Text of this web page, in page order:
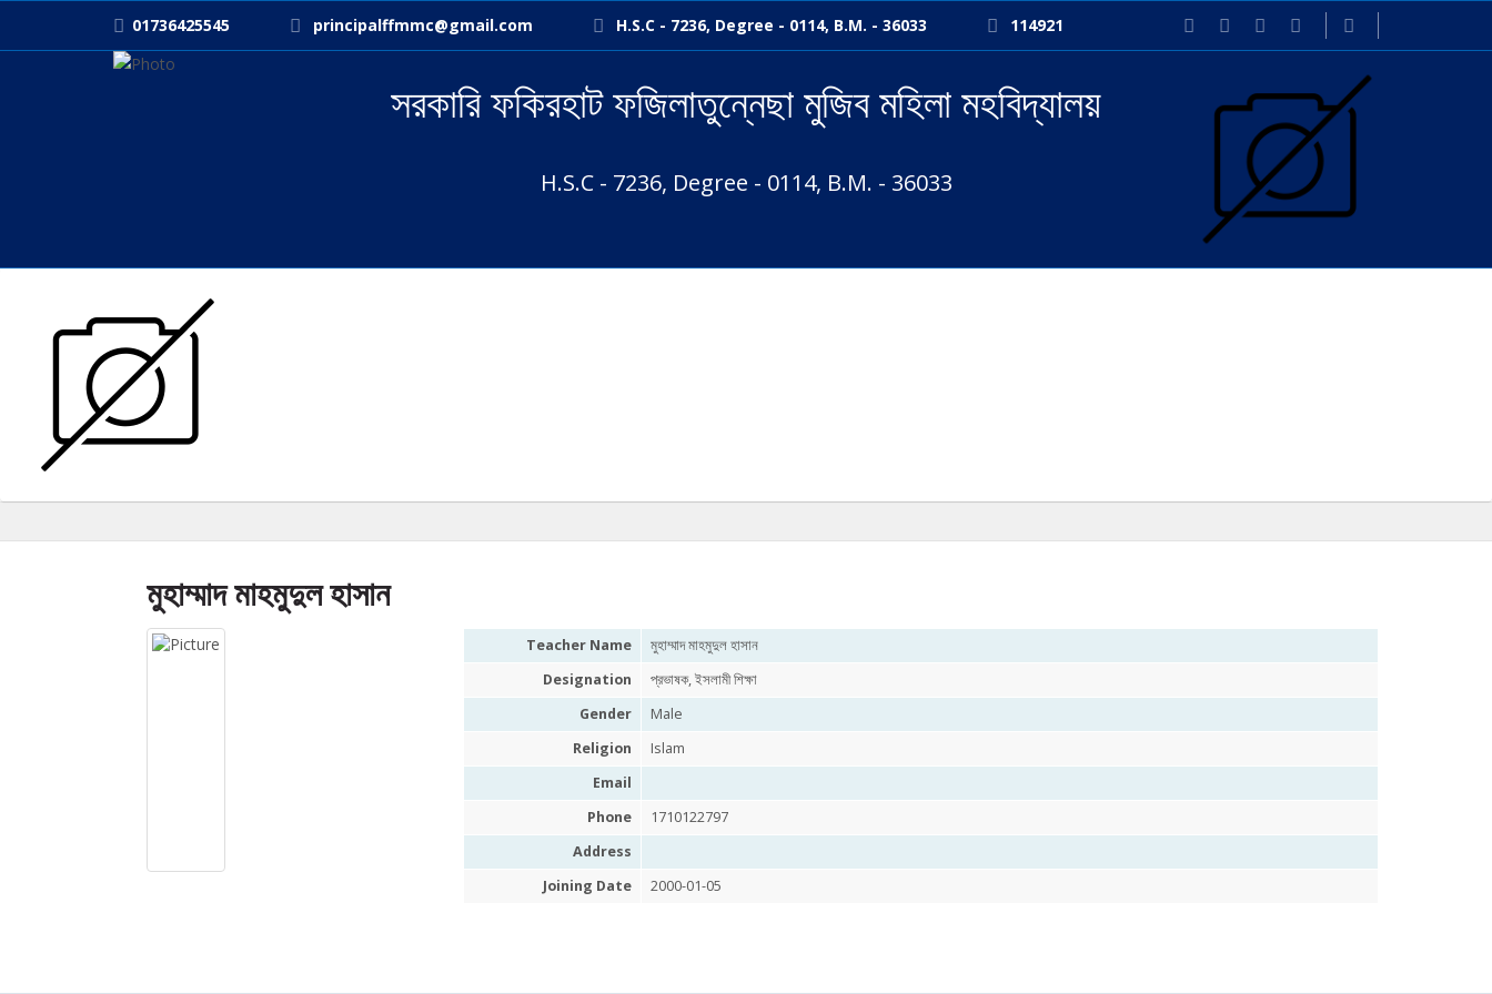
01736425545 principalffmmc@gmail.com H.S.C - 7236, Degree - 0114, B.M. - 36033 114921
সরকারি ফকিরহাট ফজিলাতুন্নেছা মুজিব মহিলা মহবিদ্যালয়
H.S.C - 7236, Degree - 0114, B.M. - 36033
মুহাম্মাদ মাহমুদুল হাসান
Teacher Name
মুহাম্মাদ মাহমুদুল হাসান
Designation
প্রভাষক, ইসলামী শিক্ষা
Gender
Male
Religion
Islam
Email
Phone
1710122797
Address
Joining Date
2000-01-05